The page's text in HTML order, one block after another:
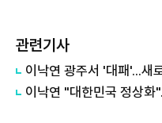
관련기사
이낙연 광주서 '대패'...새
이낙연 "대한민국 정상